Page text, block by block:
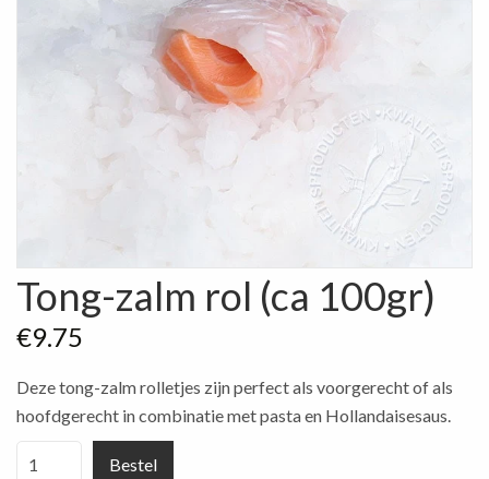
Tong-zalm rol (ca 100gr)
€9.75
Deze tong-zalm rolletjes zijn perfect als voorgerecht of als
hoofdgerecht in combinatie met pasta en Hollandaisesaus.
Bestel